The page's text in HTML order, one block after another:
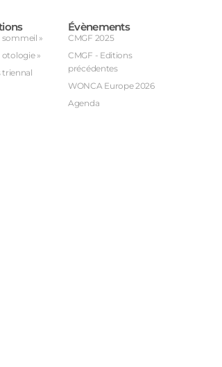
»
»
triennal
Évènements
CMGF 2025
CMGF - Editions
précédentes
WONCA Europe 2026
Agenda